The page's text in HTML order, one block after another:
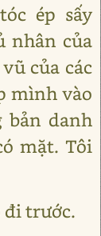
ép sấy
nhân của
của các
mình vào
bản danh
mặt. Tôi
đi trước.